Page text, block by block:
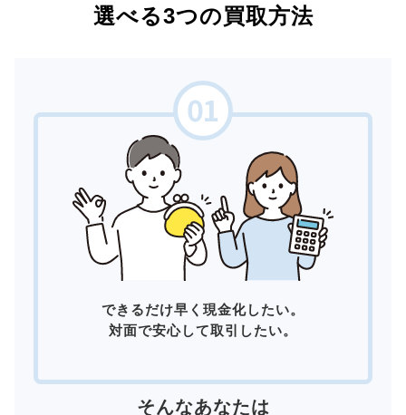
選べる3つの買取方法
できるだけ早く現金化したい。
対面で安心して取引したい。
そんなあなたは